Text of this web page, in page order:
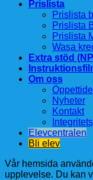
Prislista
Prislista
Prislista
Prislista
Wasa
Extra stöd
Om oss
Nyheter
Kontakt
Elevcentralen
Bli elev
Vår hemsida
upplevelse. Du kan